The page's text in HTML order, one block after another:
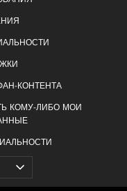
КОНТЕНТА
КОМУ-ЛИБО МОИ